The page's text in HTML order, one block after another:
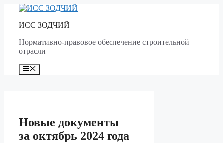
contentИСС ЗОДЧИЙ
Нормативно-правовое обеспечение строительной
отрасли
Menu
Новые документы
за октябрь 2024 года